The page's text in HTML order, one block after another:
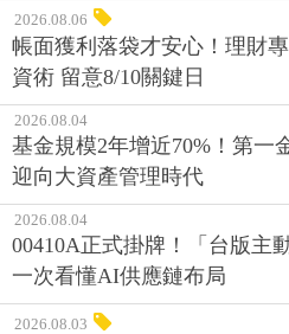
2026.08.06
帳面獲利落袋才安心！理財
資術 留意8/10關鍵日
2026.08.04
基金規模2年增近70%！第一
迎向大資產管理時代
2026.08.04
00410A正式掛牌！「台版主
一次看懂AI供應鏈布局
2026.08.03